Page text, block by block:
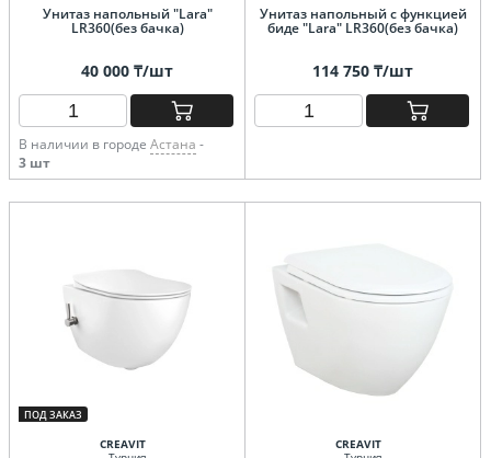
Унитаз напольный "Lara"
LR360(без бачка)
40 000 ₸/шт
В наличии в городе Астана -
3 шт
Унитаз напольный с функцией
биде "Lara" LR360(без бачка)
114 750 ₸/шт
ПОД ЗАКАЗ
CREAVIT
CREAVIT